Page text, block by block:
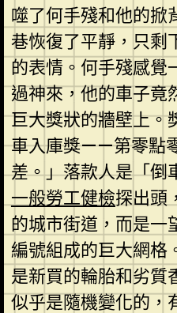
噬了何手殘和他的掀
巷恢復了平靜，只剩
的表情。何手殘感覺
過神來，他的車子竟
巨大獎狀的牆壁上。
車入庫獎——第零點
差。」落款人是「倒
一般勞工健檢探出頭
的城市街道，而是一
編號組成的巨大網格
是新買的輪胎和劣質
似乎是隨機變化的，